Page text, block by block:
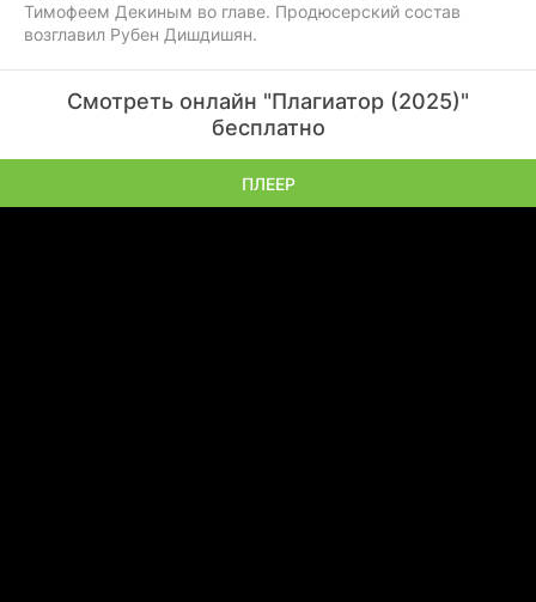
Тимофеем Декиным во главе. Продюсерский состав
возглавил Рубен Дишдишян.
Смотреть онлайн "Плагиатор (2025)"
бесплатно
ПЛЕЕР